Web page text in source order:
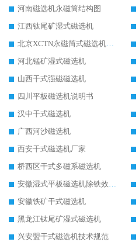
河南磁选机永磁筒结构图
江西钛尾矿湿式磁选机
北京XCTN永磁筒式磁选机磁块位置
河北锰矿湿式磁选机
山西干式强磁磁选机
四川平板磁选机说明书
汉中干式磁选机
广西河沙磁选机
西安干式磁选机厂家
桥西区干式多磁系磁选机
安徽湿式平板磁选机除铁效果怎么样
安徽铁矿干式磁选机
黑龙江钛尾矿湿式磁选机
兴安盟干式磁选机技术规范